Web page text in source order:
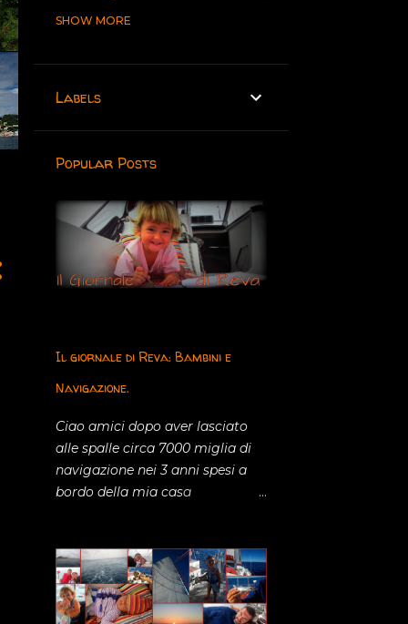
2020
2019
12
October
September
4
November
October
3
May
1
April
5
SHOW MORE
Labels
Popular Posts
Il giornale di Reva: Bambini e
Navigazione.
Ciao amici dopo aver lasciato
alle spalle circa 7000 miglia di
navigazione nei 3 anni spesi a
bordo della mia casa
personalissime regole di
navigazione. Spero possano
essere utili a tutti i bambini che